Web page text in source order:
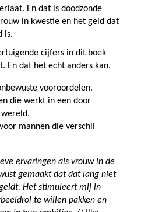
En dat is doodzonde
in kwestie en het geld dat
is.
cijfers in dit boek
En dat het echt anders kan.
vooroordelen.
die werkt in een door
mannen die verschil
ervaringen als vrouw in de
gemaakt dat dat lang niet
Het stimuleert mij in
te willen pakken en